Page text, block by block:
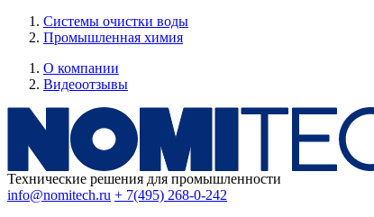
Системы очистки воды
Промышленная химия
О компании
Видеоотзывы
Технические решения для промышленности
info@nomitech.ru + 7(495) 268-0-242